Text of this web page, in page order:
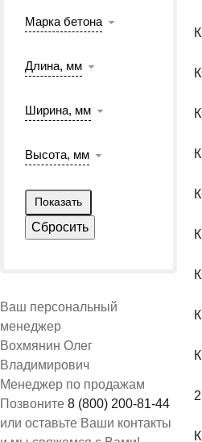
Марка бетона
Длина, мм
Ширина, мм
Высота, мм
Ваш персональный
менеджер
Вохмянин Олег
Владимирович
Менеджер по продажам
Позвоните 8 (800) 200-81-44
или оставьте Ваши контакты